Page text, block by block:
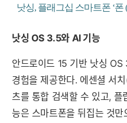
낫싱, 플래그십 스마트폰 ‘폰
낫싱 OS 3.5와 AI 기능
안드로이드 15 기반 낫싱
경험을 제공한다. 에센셜 서
츠를 통합 검색할 수 있고,
능은 스마트폰을 뒤집는 것